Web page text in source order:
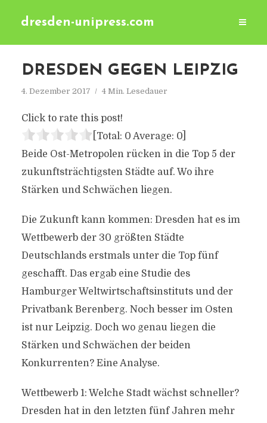
dresden-unipress.com
DRESDEN GEGEN LEIPZIG
4. Dezember 2017 4 Min. Lesedauer
Click to rate this post!
[Total: 0 Average: 0]
Beide Ost-Metropolen rücken in die Top 5 der
zukunftsträchtigsten Städte auf. Wo ihre
Stärken und Schwächen liegen.
Die Zukunft kann kommen: Dresden hat es im
Wettbewerb der 30 größten Städte
Deutschlands erstmals unter die Top fünf
geschafft. Das ergab eine Studie des
Hamburger Weltwirtschaftsinstituts und der
Privatbank Berenberg. Noch besser im Osten
ist nur Leipzig. Doch wo genau liegen die
Stärken und Schwächen der beiden
Konkurrenten? Eine Analyse.
Wettbewerb 1: Welche Stadt wächst schneller?
Dresden hat in den letzten fünf Jahren mehr